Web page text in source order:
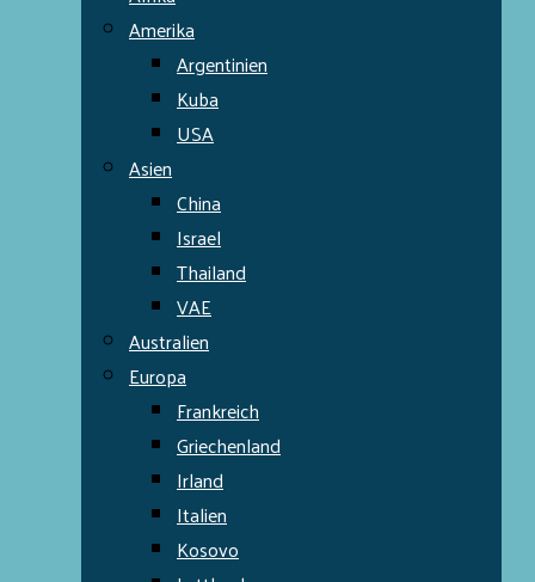
Amerika
Argentinien
Kuba
USA
Asien
China
Israel
Thailand
VAE
Australien
Europa
Frankreich
Griechenland
Irland
Italien
Kosovo